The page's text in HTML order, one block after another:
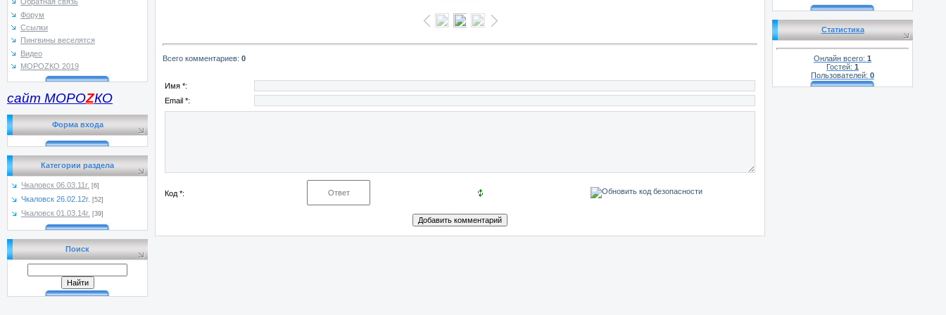
Форум
Ссылки
Пингвины веселятся
Видео
МОРОZКО 2019
сайт МОРОZКО
Форма входа
Категории раздела
Чкаловск 06.03.11г. [6]
Чкаловск 26.02.12г. [52]
Чкаловск 01.03.14г. [39]
Поиск
Всего комментариев: 0
Имя *:
Email *:
Код *:
Статистика
Онлайн всего: 1
Гостей: 1
Пользователей: 0